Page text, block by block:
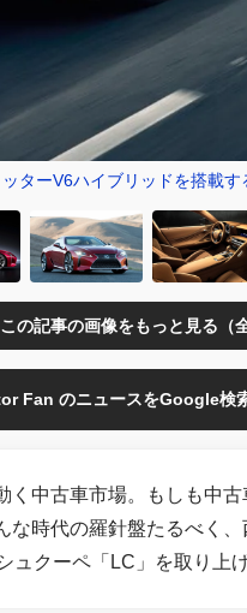
ターV6ハイブリッドを搭載す
この記事の画像をもっと見る（
Fan のニュースをGoogle検
く中古車市場。もしも中
時代の羅針盤たるべく
クーペ「LC」を取り上げ